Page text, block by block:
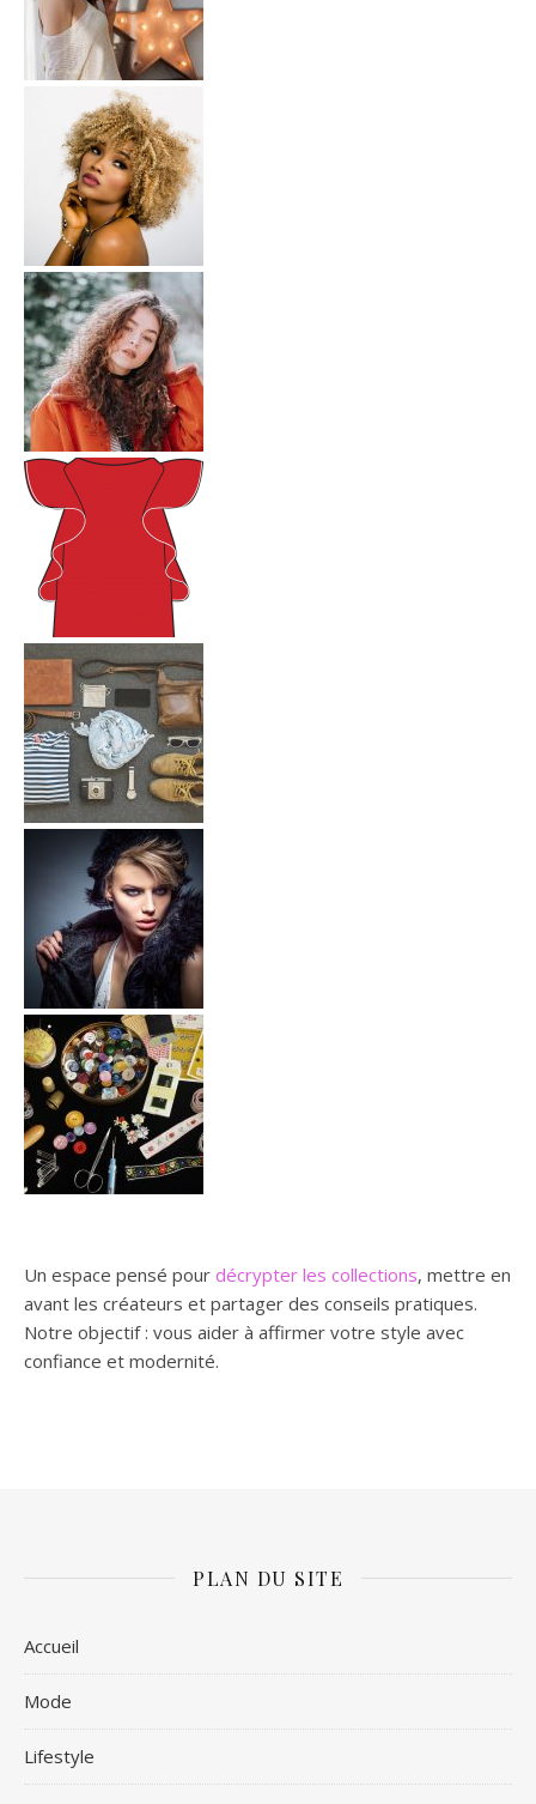
Un espace pensé pour décrypter les collections, mettre en
avant les créateurs et partager des conseils pratiques.
Notre objectif : vous aider à affirmer votre style avec
confiance et modernité.
PLAN DU SITE
Accueil
Mode
Lifestyle